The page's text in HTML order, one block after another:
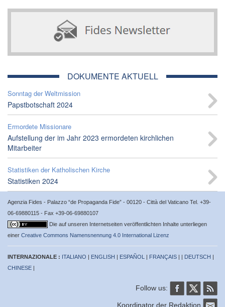
DOKUMENTE AKTUELL
Sonntag der Weltmission
Papstbotschaft 2024
Ermordete Missionare
Aufstellung der im Jahr 2023 ermordeten kirchlichen
Mitarbeiter
Statistiken der Katholischen Kirche
Statistiken 2024
Agenzia Fides - Palazzo “de Propaganda Fide” - 00120 - Città del Vaticano Tel. +39-
06-69880115 - Fax +39-06-69880107
Die auf unseren Internetseiten veröffentlichten Inhalte unterliegen
einer Creative Commons Namensnennung 4.0 International Lizenz
INTERNAZIONALE : ITALIANO | ENGLISH | ESPAÑOL | FRANÇAIS | | DEUTSCH |
CHINESE |
Follow us:
Koordinator der Redaktion